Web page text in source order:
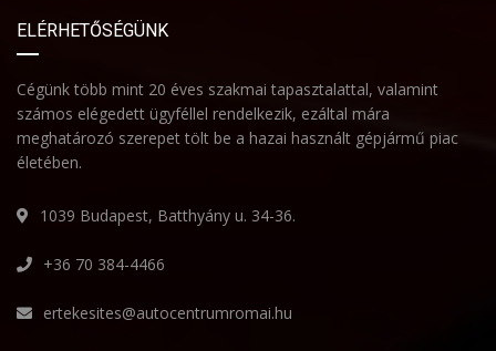
ELÉRHETŐSÉGÜNK
Cégünk több mint 20 éves szakmai tapasztalattal, valamint
számos elégedett ügyféllel rendelkezik, ezáltal mára
meghatározó szerepet tölt be a hazai használt gépjármű piac
életében.
1039 Budapest, Batthyány u. 34-36.
+36 70 384-4466
ertekesites@autocentrumromai.hu